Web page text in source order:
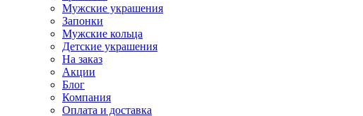
Мужские украшения
Запонки
Мужские кольца
Детские украшения
На заказ
Акции
Блог
Компания
Оплата и доставка